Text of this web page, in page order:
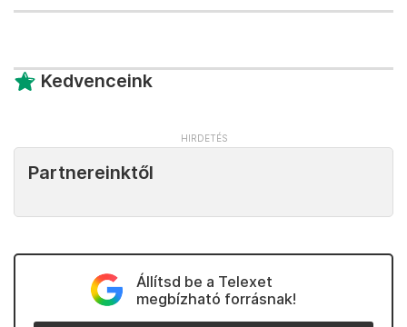
Kedvenceink
Partnereinktől
Állítsd be a Telexet
megbízható forrásnak!